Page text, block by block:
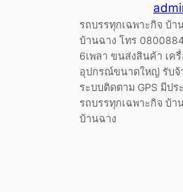
รถบรรทุกเฉพาะกิจ บ้า
บ้านฉาง โทร
6เพลา ขนส่งสินค้า เค
อุปกรณ์ขนาดใหญ่ รับจ้
ระบบติดตาม GPS มีป
รถบรรทุกเฉพาะกิจ บ้า
บ้านฉาง